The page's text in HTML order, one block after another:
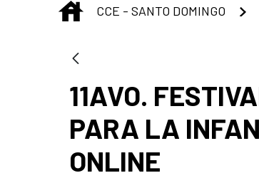
INICIO
CCE - SANTO DOMINGO
11AVO.
PARA LA
ONLINE